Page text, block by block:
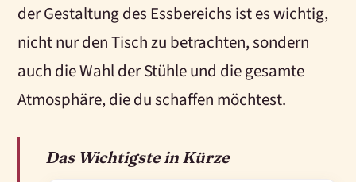
der Gestaltung des Essbereichs ist es wichtig,
nicht nur den Tisch zu betrachten, sondern
auch die Wahl der Stühle und die gesamte
Atmosphäre, die du schaffen möchtest.
Das Wichtigste in Kürze